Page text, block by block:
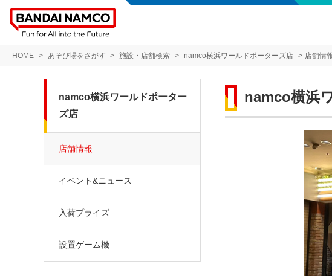
HOME あそび場をさがす 施設・店舗検索 namco横浜ワールドポーターズ店 店舗情
namco横浜
namco横浜ワールドポーター
ズ店
店舗情報
イベント&ニュース
入荷プライズ
設置ゲーム機